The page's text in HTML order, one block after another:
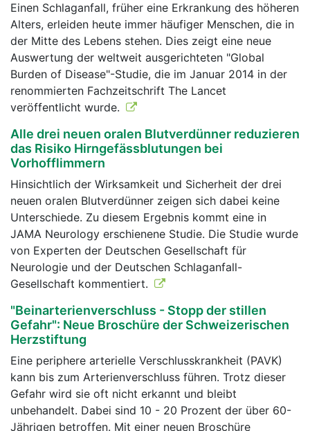
Einen Schlaganfall, früher eine Erkrankung des höheren
Alters, erleiden heute immer häufiger Menschen, die in
der Mitte des Lebens stehen. Dies zeigt eine neue
Auswertung der weltweit ausgerichteten "Global
Burden of Disease"-Studie, die im Januar 2014 in der
renommierten Fachzeitschrift The Lancet
veröffentlicht wurde.
Alle drei neuen oralen Blutverdünner reduzieren
das Risiko Hirngefässblutungen bei
Vorhofflimmern
Hinsichtlich der Wirksamkeit und Sicherheit der drei
neuen oralen Blutverdünner zeigen sich dabei keine
Unterschiede. Zu diesem Ergebnis kommt eine in
JAMA Neurology erschienene Studie. Die Studie wurde
von Experten der Deutschen Gesellschaft für
Neurologie und der Deutschen Schlaganfall-
Gesellschaft kommentiert.
"Beinarterienverschluss - Stopp der stillen
Gefahr": Neue Broschüre der Schweizerischen
Herzstiftung
Eine periphere arterielle Verschlusskrankheit (PAVK)
kann bis zum Arterienverschluss führen. Trotz dieser
Gefahr wird sie oft nicht erkannt und bleibt
unbehandelt. Dabei sind 10 - 20 Prozent der über 60-
Jährigen betroffen. Mit einer neuen Broschüre